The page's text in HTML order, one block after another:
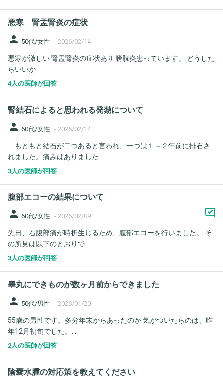
悪寒 腎盂腎炎の症状
person 50代/女性 - 2026/02/14
悪寒が激しい 腎盂腎炎の症状あり 膀胱炎患っています。 どうした
らいいか
4人の医師が回答
腎結石によると思われる発熱について
person 60代/女性 - 2026/02/14
もともと結石が二つあると言われ、一つは１～２年前に排石さ
れました。痛みはありました...
3人の医師が回答
腹部エコーの結果について
person 60代/女性 - 2026/02/09
先日、右腹部痛が時折生じるため、腹部エコーを行いました。 そ
の所見は以下のとおりで...
3人の医師が回答
睾丸にできものが数ヶ月前からできました
person 50代/男性 - 2026/01/20
55歳の男性です。多分年末からあったのか 気がついたらのは、昨
年12月初旬でした。...
2人の医師が回答
陰嚢水腫の対応策を教えてください